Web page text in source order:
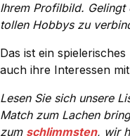
Ihrem Profilbild. Gelingt
tollen Hobbys zu
Das ist ein
auch ihre Interessen
Lesen Sie sich unsere
Match zum Lachen
zum schlimmsten, wir